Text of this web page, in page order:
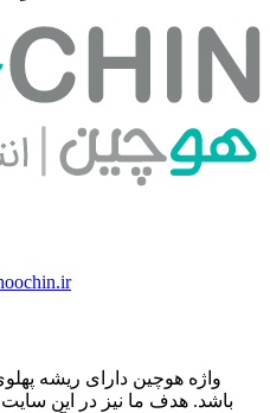
واژه هوچین دارای ریشه
باشد. هدف ما نیز در این